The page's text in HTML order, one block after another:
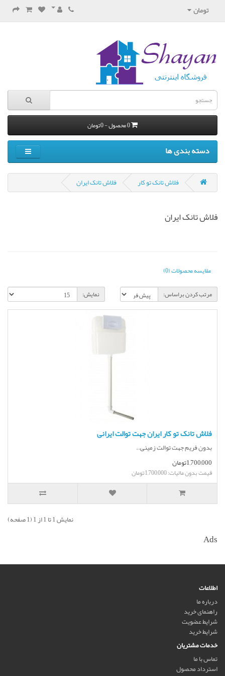
تومان
0 محصول - 0تومان
دسته بندی ها
فلاش تانک تو کار فلاش تانک ایران
فلاش تانک ایران
مقایسه محصولات (0)
مرتب کردن براساس:
نمایش:
فلاش تانک تو کار ایران جهت توالت ایرانی
بدون فریم جهت توالت زمینی..
1,700,000تومان
قیمت بدون مالیات: 1,700,000تومان
نمایش 1 تا 1 از 1 (1 صفحه)
Ads
اطلاعات
درباره ما
راهنمای خرید
شرایط عضویت
شرایط خرید
خدمات مشتریان
تماس با ما
استرداد محصول